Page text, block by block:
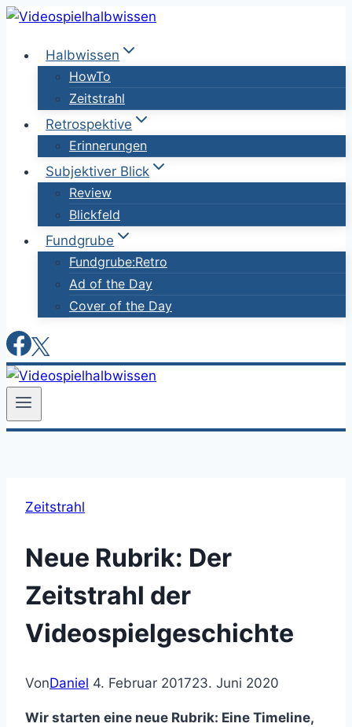
Zum
springenHalbwissen
HowTo
Zeitstrahl
Retrospektive
Erinnerungen
Subjektiver Blick
Review
Blickfeld
Fundgrube
Fundgrube:Retro
Ad of the Day
Cover of the Day
Zeitstrahl
Neue Rubrik: Der
Zeitstrahl der
Videospielgeschichte
VonDaniel 4. Februar 201723. Juni 2020
Wir starten eine neue Rubrik: Eine Timeline,